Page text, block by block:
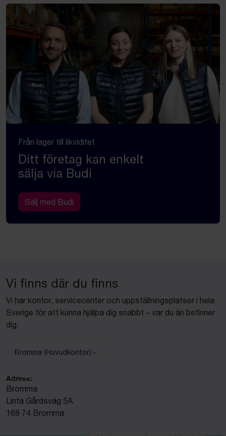
Från lager till likviditet
Ditt företag kan enkelt
sälja via Budi
Sälj med Budi
Vi finns där du finns
Vi har kontor, servicecenter och uppställningsplatser i hela
Sverige för att kunna hjälpa dig snabbt – var du än befinner
dig.
Välj anläggning:
Bromma (Huvudkontor)
Adress:
Bromma
Linta Gårdsväg 5A
168 74 Bromma